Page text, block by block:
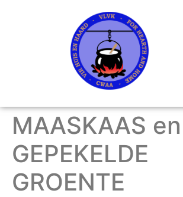
MAASKAAS en
GEPEKELDE
GROENTE